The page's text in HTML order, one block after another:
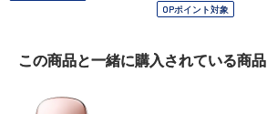
OPポイント対象
この商品と一緒に購入されている商品